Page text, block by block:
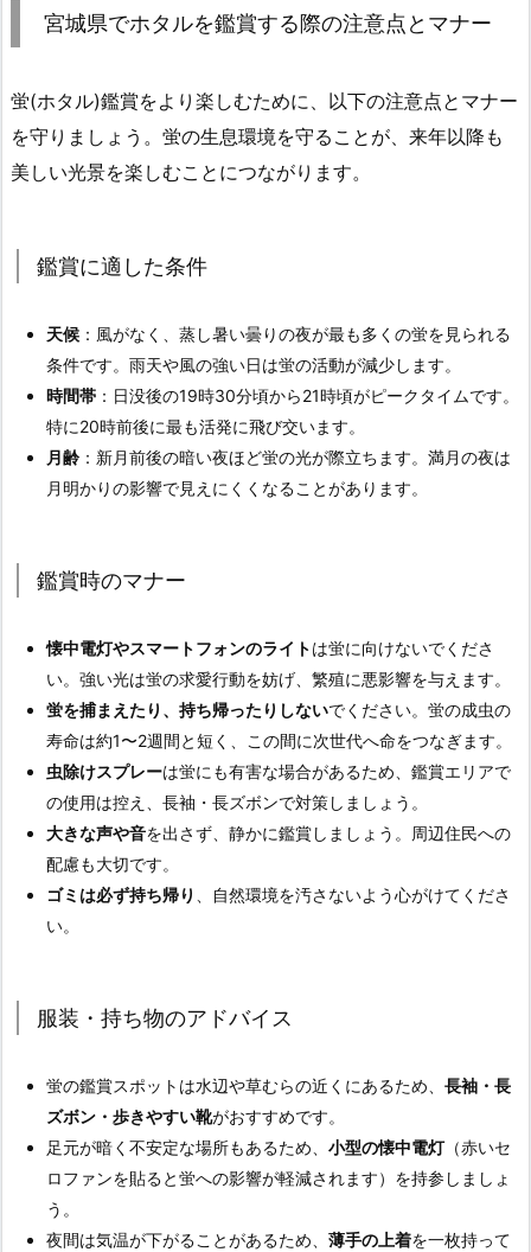
宮城県でホタルを鑑賞する際の注意点とマナー
蛍(ホタル)鑑賞をより楽しむために、以下の注意点とマナー
を守りましょう。蛍の生息環境を守ることが、来年以降も
美しい光景を楽しむことにつながります。
鑑賞に適した条件
天候 ：風がなく、蒸し暑い曇りの夜が最も多くの蛍を見られる
条件です。雨天や風の強い日は蛍の活動が減少します。
時間帯 ：日没後の19時30分頃から21時頃がピークタイムです。
特に20時前後に最も活発に飛び交います。
月齢 ：新月前後の暗い夜ほど蛍の光が際立ちます。満月の夜は
月明かりの影響で見えにくくなることがあります。
鑑賞時のマナー
懐中電灯やスマートフォンのライトは蛍に向けないでくださ
い。強い光は蛍の求愛行動を妨げ、繁殖に悪影響を与えます。
蛍を捕まえたり、持ち帰ったりしないでください。蛍の成虫の
寿命は約1〜2週間と短く、この間に次世代へ命をつなぎます。
虫除けスプレーは蛍にも有害な場合があるため、鑑賞エリアで
の使用は控え、長袖・長ズボンで対策しましょう。
大きな声や音を出さず、静かに鑑賞しましょう。周辺住民への
配慮も大切です。
ゴミは必ず持ち帰り
、自然環境を汚さないよう心がけてくださ
い。
服装・持ち物のアドバイス
蛍の鑑賞スポットは水辺や草むらの近くにあるため、 長袖・長
ズボン・歩きやすい靴がおすすめです。
足元が暗く不安定な場所もあるため、 小型の懐中電灯（赤いセ
ロファンを貼ると蛍への影響が軽減されます）を持参しましょ
う。
夜間は気温が下がることがあるため、 薄手の上着を一枚持って